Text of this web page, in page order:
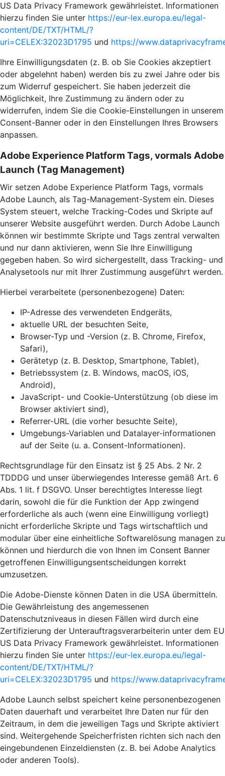
US Data Privacy Framework gewährleistet. Informationen
hierzu finden Sie unter https://eur-lex.europa.eu/legal-
content/DE/TXT/HTML/?
uri=CELEX:32023D1795 und https://
Ihre Einwilligungsdaten (z. B. ob Sie Cookies akzeptiert
oder abgelehnt haben) werden bis zu zwei Jahre oder bis
zum Widerruf gespeichert. Sie haben jederzeit die
Möglichkeit, Ihre Zustimmung zu ändern oder zu
widerrufen, indem Sie die Cookie-Einstellungen in unserem
Consent-Banner oder in den Einstellungen Ihres Browsers
anpassen.
Adobe Experience Platform Tags, vormals Adobe
Launch (Tag Management)
Wir setzen Adobe Experience Platform Tags, vormals
Adobe Launch, als Tag-Management-System ein. Dieses
System steuert, welche Tracking-Codes und Skripte auf
unserer Website ausgeführt werden. Durch Adobe Launch
können wir bestimmte Skripte und Tags zentral verwalten
und nur dann aktivieren, wenn Sie Ihre Einwilligung
gegeben haben. So wird sichergestellt, dass Tracking- und
Analysetools nur mit Ihrer Zustimmung ausgeführt werden.
Hierbei verarbeitete (personenbezogene) Daten:
IP-Adresse des verwendeten Endgeräts,
aktuelle URL der besuchten Seite,
Browser-Typ und -Version (z. B. Chrome, Firefox,
Safari),
Gerätetyp (z. B. Desktop, Smartphone, Tablet),
Betriebssystem (z. B. Windows, macOS, iOS,
Android),
JavaScript- und Cookie-Unterstützung (ob diese im
Browser aktiviert sind),
Referrer-URL (die vorher besuchte Seite),
Umgebungs-Variablen und Datalayer-informationen
auf der Seite (u. a. Consent-Informationen).
Rechtsgrundlage für den Einsatz ist § 25 Abs. 2 Nr. 2
TDDDG und unser überwiegendes Interesse gemäß Art. 6
Abs. 1 lit. f DSGVO. Unser berechtigtes Interesse liegt
darin, sowohl die für die Funktion der App zwingend
erforderliche als auch (wenn eine Einwilligung vorliegt)
nicht erforderliche Skripte und Tags wirtschaftlich und
modular über eine einheitliche Softwarelösung managen zu
können und hierdurch die von Ihnen im Consent Banner
getroffenen Einwilligungsentscheidungen korrekt
umzusetzen.
Die Adobe-Dienste können Daten in die USA übermitteln.
Die Gewährleistung des angemessenen
Datenschutzniveaus in diesen Fällen wird durch eine
Zertifizierung der Unterauftragsverarbeiterin unter dem EU
US Data Privacy Framework gewährleistet. Informationen
hierzu finden Sie unter https://eur-lex.europa.eu/legal-
content/DE/TXT/HTML/?
uri=CELEX:32023D1795 und https://
Adobe Launch selbst speichert keine personenbezogenen
Daten dauerhaft und verarbeitet Ihre Daten nur für den
Zeitraum, in dem die jeweiligen Tags und Skripte aktiviert
sind. Weitergehende Speicherfristen richten sich nach den
eingebundenen Einzeldiensten (z. B. bei Adobe Analytics
oder anderen Tools).